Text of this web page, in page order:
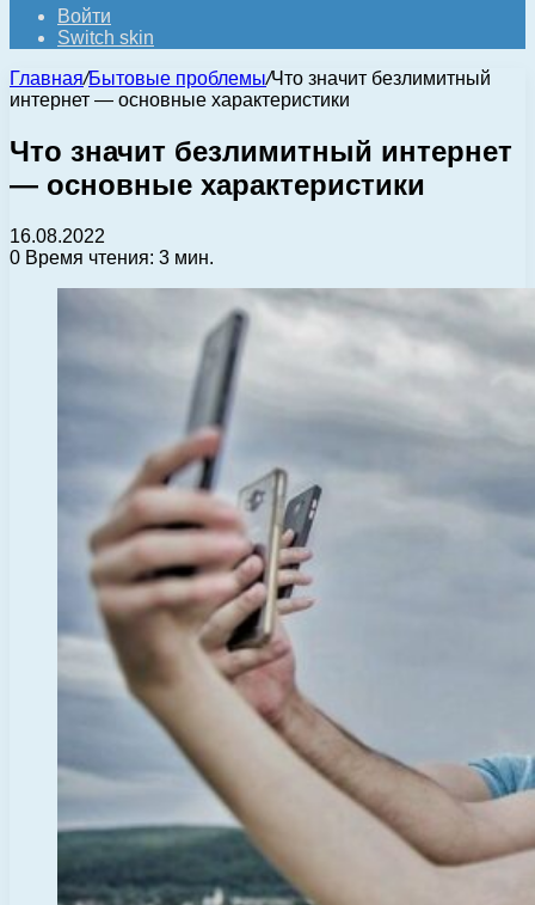
Войти
Switch skin
Главная/Бытовые проблемы/Что значит безлимитный
интернет — основные характеристики
Что значит безлимитный интернет
— основные характеристики
16.08.2022
0 Время чтения: 3 мин.